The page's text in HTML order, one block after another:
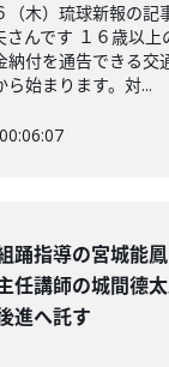
（木）琉球新報の記
さんです １６歳以
納付を通告できる交
始まります。対...
00:06:07
踊指導の宮城能
任講師の城間德
進へ託す